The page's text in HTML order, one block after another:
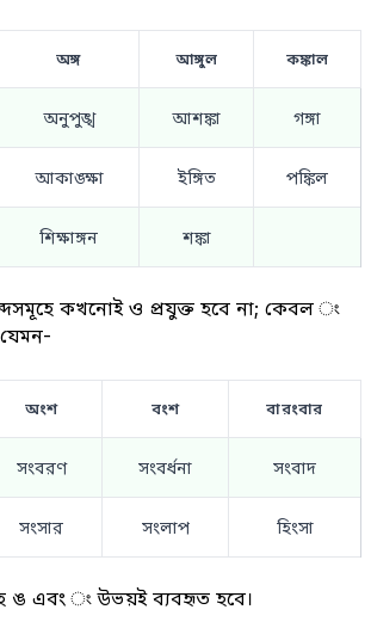
অঙ্গ আঙ্গুল কঙ্কাল
অনুপুঙ্খ আশঙ্কা গঙ্গা
আকাঙ্ক্ষা ইঙ্গিত পঙ্কিল
শিক্ষাঙ্গন শঙ্কা
কখনোই ও প্রযুক্ত হবে না; কেবল ং
অংশ বংশ বারংবার
সংবরণ সংবর্ধনা সংবাদ
সংসার সংলাপ হিংসা
ঙ এবং ং উভয়ই ব্যবহৃত হবে।